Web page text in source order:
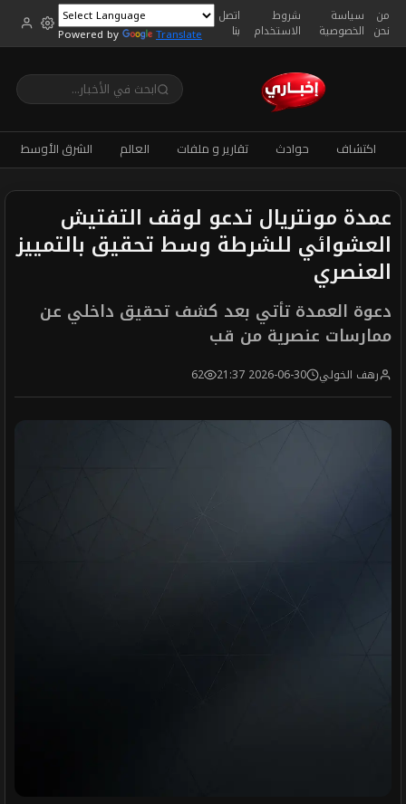
من
نحن
سياسة
الخصوصية
شروط
الاستخدام
اتصل
بنا Powered by Translate
اكتشاف حوادث تقارير و ملفات العالم الشرق الأوسط
عمدة مونتريال تدعو لوقف التفتيش
العشوائي للشرطة وسط تحقيق بالتمييز
العنصري
دعوة العمدة تأتي بعد كشف تحقيق داخلي عن
ممارسات عنصرية من قب
رهف الخولي 2026-06-30 21:37
62